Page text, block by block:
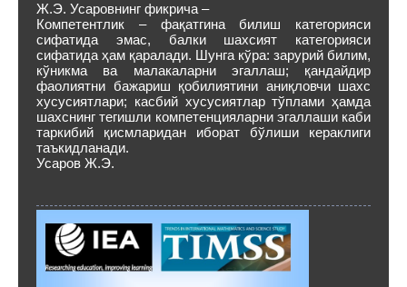
Ж.Э. Усаровнинг фикрича –
Компетентлик – фақатгина билиш категорияси
сифатида эмас, балки шахсият категорияси
сифатида ҳам қаралади. Шунга кўра: зарурий билим,
кўникма ва малакаларни эгаллаш; қандайдир
фаолиятни бажариш қобилиятини аниқловчи шахс
хусусиятлари; касбий хусусиятлар тўплами ҳамда
шахснинг тегишли компетенцияларни эгаллаши каби
таркибий қисмларидан иборат бўлиши кераклиги
таъкидланади.
Усаров Ж.Э.